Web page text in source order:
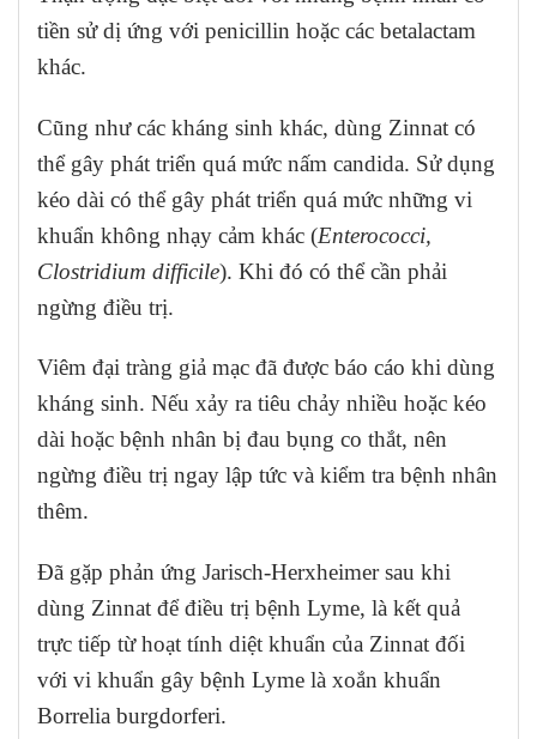
tiền sử dị ứng với penicillin hoặc các betalactam
khác.
Cũng như các kháng sinh khác, dùng Zinnat có
thể gây phát triển quá mức nấm candida. Sử dụng
kéo dài có thể gây phát triển quá mức những vi
khuẩn không nhạy cảm khác (Enterococci,
Clostridium difficile). Khi đó có thể cần phải
ngừng điều trị.
Viêm đại tràng giả mạc đã được báo cáo khi dùng
kháng sinh. Nếu xảy ra tiêu chảy nhiều hoặc kéo
dài hoặc bệnh nhân bị đau bụng co thắt, nên
ngừng điều trị ngay lập tức và kiểm tra bệnh nhân
thêm.
Đã gặp phản ứng Jarisch-Herxheimer sau khi
dùng Zinnat để điều trị bệnh Lyme, là kết quả
trực tiếp từ hoạt tính diệt khuẩn của Zinnat đối
với vi khuẩn gây bệnh Lyme là xoắn khuẩn
Borrelia burgdorferi.